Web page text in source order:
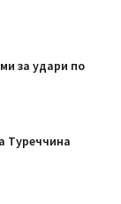
за удари по
Туреччина